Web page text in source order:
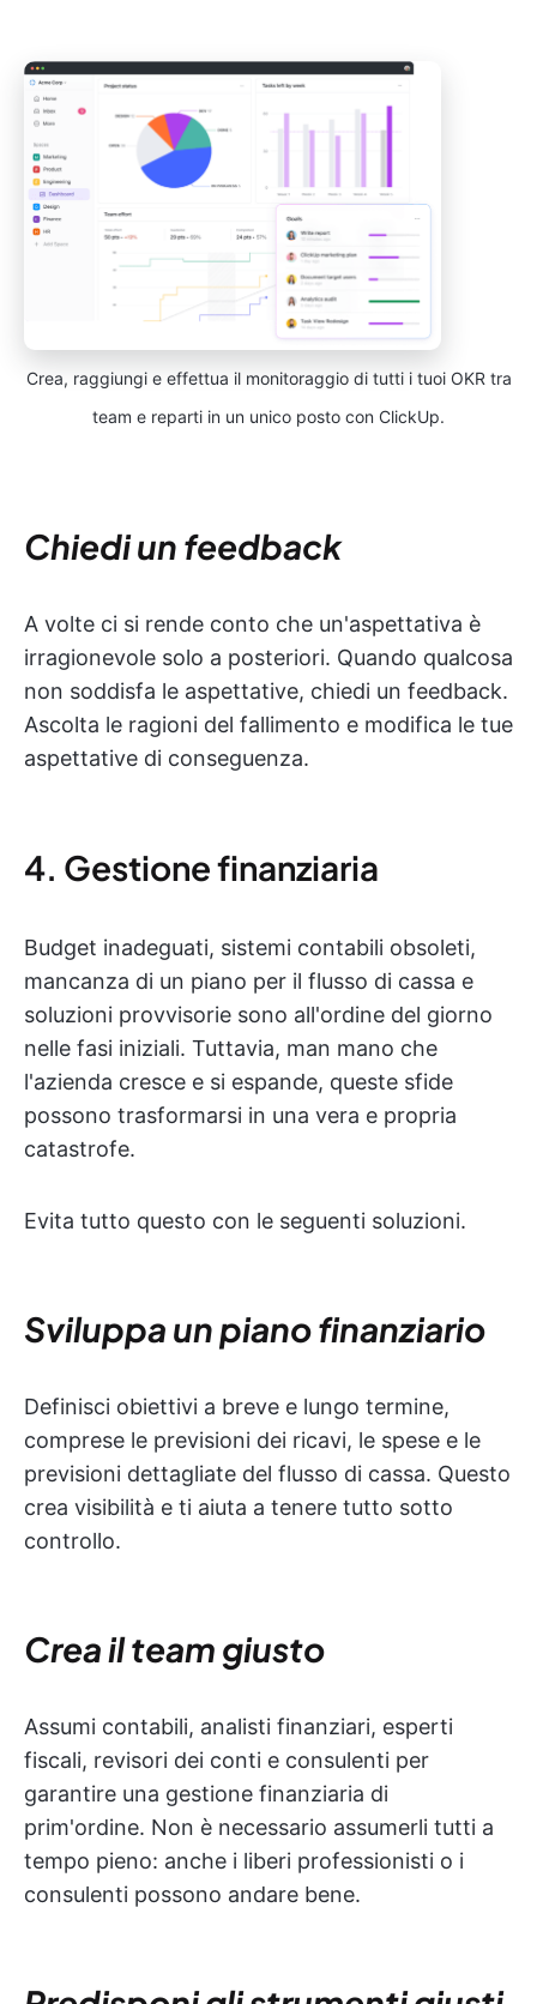
Crea, raggiungi e effettua il monitoraggio di tutti i tuoi OKR tra
team e reparti in un unico posto con ClickUp.
Chiedi un feedback
A volte ci si rende conto che un'aspettativa è
irragionevole solo a posteriori. Quando qualcosa
non soddisfa le aspettative, chiedi un feedback.
Ascolta le ragioni del fallimento e modifica le tue
aspettative di conseguenza.
4. Gestione finanziaria
Budget inadeguati, sistemi contabili obsoleti,
mancanza di un piano per il flusso di cassa e
soluzioni provvisorie sono all'ordine del giorno
nelle fasi iniziali. Tuttavia, man mano che
l'azienda cresce e si espande, queste sfide
possono trasformarsi in una vera e propria
catastrofe.
Evita tutto questo con le seguenti soluzioni.
Sviluppa un piano finanziario
Definisci obiettivi a breve e lungo termine,
comprese le previsioni dei ricavi, le spese e le
previsioni dettagliate del flusso di cassa. Questo
crea visibilità e ti aiuta a tenere tutto sotto
controllo.
Crea il team giusto
Assumi contabili, analisti finanziari, esperti
fiscali, revisori dei conti e consulenti per
garantire una gestione finanziaria di
prim'ordine. Non è necessario assumerli tutti a
tempo pieno: anche i liberi professionisti o i
consulenti possono andare bene.